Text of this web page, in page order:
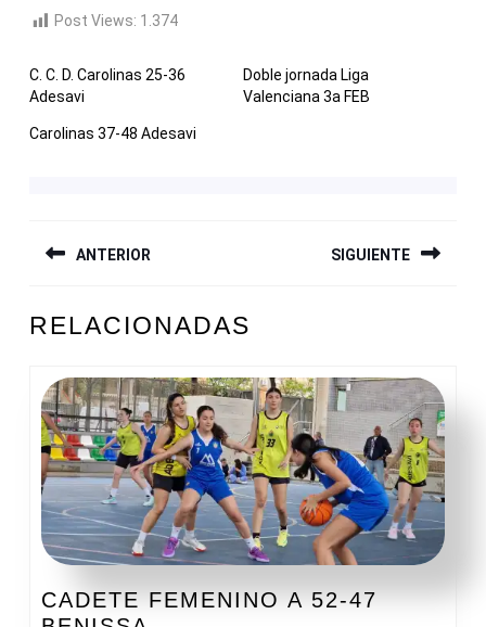
Post Views: 1.374
C. C. D. Carolinas 25-36
Adesavi
Doble jornada Liga
Valenciana 3a FEB
Carolinas 37-48 Adesavi
DE
ANTERIOR
anterior:
SIGUIENTE
entrada:
RELACIONADAS
CADETE FEMENINO A 52-47